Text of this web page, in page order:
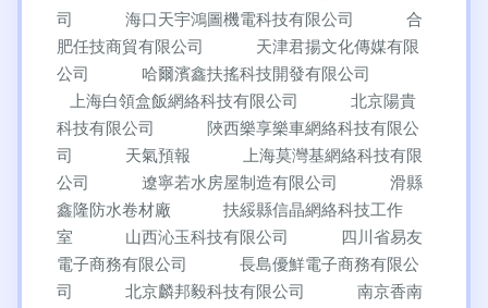
司
海口天宇鴻圖機電科技有限公司
合
肥任技商貿有限公司
天津君揚文化傳媒有限
公司
哈爾濱鑫扶搖科技開發有限公司
上海白領盒飯網絡科技有限公司
北京陽貴
科技有限公司
陜西樂享樂車網絡科技有限公
司
天氣預報
上海莫灣基網絡科技有限
公司
遼寧若水房屋制造有限公司
滑縣
鑫隆防水卷材廠
扶綏縣信晶網絡科技工作
室
山西沁玉科技有限公司
四川省易友
電子商務有限公司
長島優鮮電子商務有限公
司
北京麟邦毅科技有限公司
南京香南